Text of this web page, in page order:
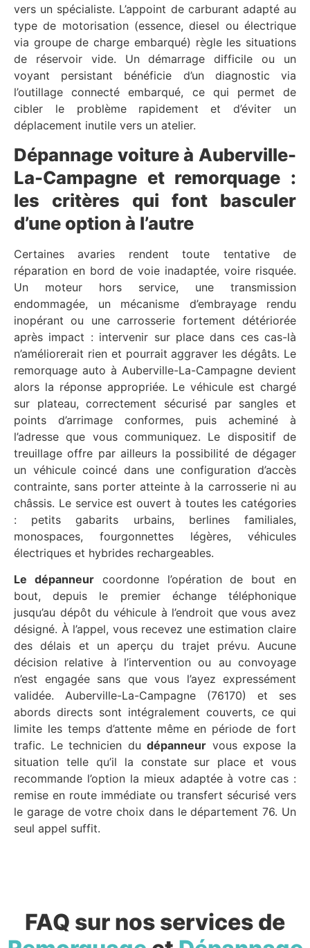
vers un spécialiste. L’appoint de carburant adapté au
type de motorisation (essence, diesel ou électrique
via groupe de charge embarqué) règle les situations
de réservoir vide. Un démarrage difficile ou un
voyant persistant bénéficie d’un diagnostic via
l’outillage connecté embarqué, ce qui permet de
cibler le problème rapidement et d’éviter un
déplacement inutile vers un atelier.
Dépannage voiture à Auberville-
La-Campagne et remorquage :
les critères qui font basculer
d’une option à l’autre
Certaines avaries rendent toute tentative de
réparation en bord de voie inadaptée, voire risquée.
Un moteur hors service, une transmission
endommagée, un mécanisme d’embrayage rendu
inopérant ou une carrosserie fortement détériorée
après impact : intervenir sur place dans ces cas-là
n’améliorerait rien et pourrait aggraver les dégâts. Le
remorquage auto à Auberville-La-Campagne devient
alors la réponse appropriée. Le véhicule est chargé
sur plateau, correctement sécurisé par sangles et
points d’arrimage conformes, puis acheminé à
l’adresse que vous communiquez. Le dispositif de
treuillage offre par ailleurs la possibilité de dégager
un véhicule coincé dans une configuration d’accès
contrainte, sans porter atteinte à la carrosserie ni au
châssis. Le service est ouvert à toutes les catégories
: petits gabarits urbains, berlines familiales,
monospaces, fourgonnettes légères, véhicules
électriques et hybrides rechargeables.
Le dépanneurcoordonne l’opération de bout en
bout, depuis le premier échange téléphonique
jusqu’au dépôt du véhicule à l’endroit que vous avez
désigné. À l’appel, vous recevez une estimation claire
des délais et un aperçu du trajet prévu. Aucune
décision relative à l’intervention ou au convoyage
n’est engagée sans que vous l’ayez expressément
validée. Auberville-La-Campagne (76170) et ses
abords directs sont intégralement couverts, ce qui
limite les temps d’attente même en période de fort
trafic. Le technicien dudépanneur vous expose la
situation telle qu’il la constate sur place et vous
recommande l’option la mieux adaptée à votre cas :
remise en route immédiate ou transfert sécurisé vers
le garage de votre choix dans le département 76. Un
seul appel suffit.
FAQ sur nos services de